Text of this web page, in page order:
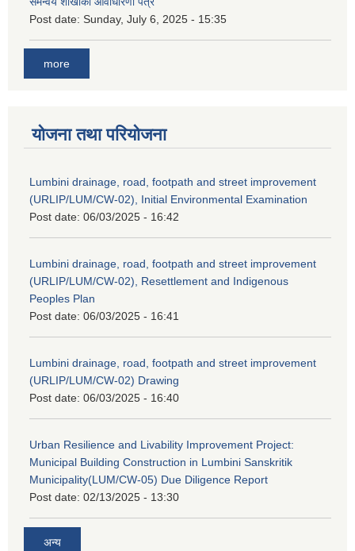
Post date: Sunday, July 6, 2025 - 15:35
more
योजना तथा परियोजना
Lumbini drainage, road, footpath and street improvement
(URLIP/LUM/CW-02), Initial Environmental Examination
Post date: 06/03/2025 - 16:42
Lumbini drainage, road, footpath and street improvement
(URLIP/LUM/CW-02), Resettlement and Indigenous
Peoples Plan
Post date: 06/03/2025 - 16:41
Lumbini drainage, road, footpath and street improvement
(URLIP/LUM/CW-02) Drawing
Post date: 06/03/2025 - 16:40
Urban Resilience and Livability Improvement Project:
Municipal Building Construction in Lumbini Sanskritik
Municipality(LUM/CW-05) Due Diligence Report
Post date: 02/13/2025 - 13:30
अन्य